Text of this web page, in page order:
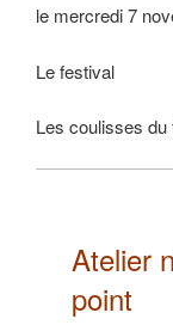
le mercredi 7
Le festival
Les coulisses du
Atelier
point